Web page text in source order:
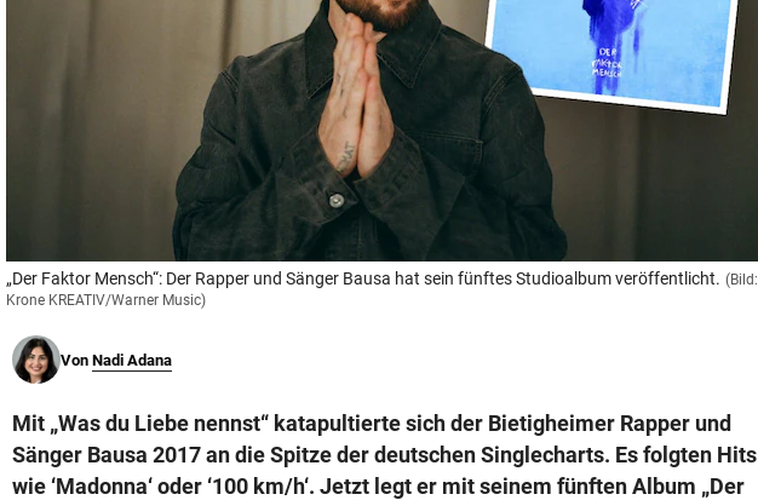
„Der Faktor Mensch“: Der Rapper und Sänger Bausa hat sein fünftes Studioalbum veröffentlicht. (Bild:
Krone KREATIV/Warner Music)
Von Nadi Adana
Mit „Was du Liebe nennst“ katapultierte sich der Bietigheimer Rapper und
Sänger Bausa 2017 an die Spitze der deutschen Singlecharts. Es folgten Hits
wie ‘Madonna‘ oder ‘100 km/h‘. Jetzt legt er mit seinem fünften Album „Der